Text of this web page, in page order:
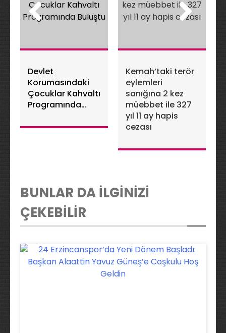
Devlet
Korumasındaki
Çocuklar Kahvaltı
Programında
Kemah’taki terör
eylemleri
sanığına 2 kez
müebbet ile 327
yıl 11 ay hapis
cezası
BUNLAR DA İLGİNİZİ
ÇEKEBİLİR